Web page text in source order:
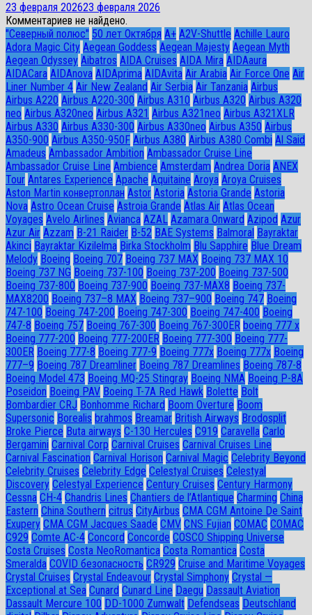
23 февраля 202623 февраля 2026
Комментариев не найдено.
"Северный полюс" 50 лет Октября A+ A2V-Shuttle Achille Lauro
Adora Magic City Aegean Goddess Aegean Majesty Aegean Myth
Aegean Odyssey Aibatros AIDA Cruises AIDA Mira AIDAaura
AIDACara AIDAnova AIDAprima AIDAvita Air Arabia Air Force One Air
Liner Number 4 Air New Zealand Air Serbia Air Tanzania Airbus
Airbus A220 Airbus A220-300 Airbus A310 Airbus A320 Airbus A320
neo Airbus A320neo Airbus A321 Airbus A321neo Airbus A321XLR
Airbus A330 Airbus A330-300 Airbus A330neo Airbus A350 Airbus
A350-900 Airbus A350-950F Airbus A380 Airbus A380 Combi Al Said
Amadeus Ambassador Ambition Ambassador Cruise Line
Ambassador Сruise Line Ambience Amsterdam Andrea Doria ANEX
Tour Antares Experience Apache Aquitaine Aroya Aroya Cruises
Aston Martin конвертоплан Astor Astoria Astoria Grande Astoria
Nova Astro Ocean Cruise Astroia Grande Atlas Air Atlas Ocean
Voyages Avelo Airlines Avianca AZAL Azamara Onward Azipod Azur
Azur Air Azzam B-21 Raider B-52 BAE Systems Balmoral Bayraktar
Akinci Bayraktar Kizilelma Birka Stockholm Blu Sapphire Blue Dream
Melody Boeing Boeing 707 Boeing 737 MAX Boeing 737 MAX 10
Boeing 737 NG Boeing 737-100 Boeing 737-200 Boeing 737-500
Boeing 737-800 Boeing 737-900 Boeing 737-MAX8 Boeing 737-
MAX8200 Boeing 737–8 MAX Boeing 737–900 Boeing 747 Boeing
747-100 Boeing 747-200 Boeing 747-300 Boeing 747-400 Boeing
747-8 Boeing 757 Boeing 767-300 Boeing 767-300ER boeing 777 x
Boeing 777-200 Boeing 777-200ER Boeing 777-300 Boeing 777-
300ER Boeing 777-8 Boeing 777-9 Boeing 777x Boeing 777х Boeing
777–9 Boeing 787 Dreamliner Boeing 787 Dreamlines Boeing 787-8
Boeing Model 473 Boeing MQ-25 Stingray Boeing NMA Boeing P-8A
Poseidon Boeing PAV Boeing T-7A Red Hawk Bolette Bolt
Bombardier CRJ Bonhomme Richard Boom Overture Boom
Supersonic Borealis brahmos Breamar British Airways Brodosplit
Broke Pierce Buta airways C-130 Hercules C919 Caravella Carlo
Bergamini Carnival Corp Carnival Cruises Carnival Cruises Line
Carnival Fascination Carnival Horison Carnival Magic Celebrity Beyond
Celebrity Cruises Celebrity Edge Celestyal Cruises Celestyal
Discovery Celestyal Experience Century Cruises Century Harmony
Cessna CH-4 Chandris Lines Chantiers de l’Atlantique Charming China
Eastern China Southern citrus CityAirbus CMA CGM Antoine De Saint
Exupery CMA CGM Jacques Saade CMV CNS Fujian COMAC COMAC
C929 Comte AC-4 Concord Concorde COSCO Shipping Universe
Costa Cruises Costa NeoRomantica Costa Romantica Costa
Smeralda COVID безопасность CR929 Cruise and Maritime Voyages
Crystal Cruises Crystal Endeavour Crystal Simphony Crystal —
Exceptional at Sea Cunard Cunard Line Daegu Dassault Aviation
Dassault Mercure 100 DD-1000 Zumwalt Defendseas Deutschland